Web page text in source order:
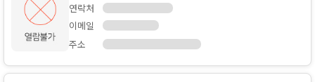
연락처
이메일
주소